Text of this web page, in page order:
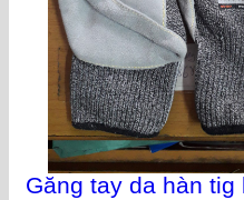
Găng tay da hàn tig